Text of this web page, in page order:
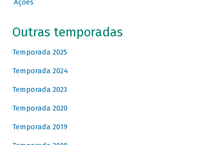
Ações
Outras temporadas
Temporada 2025
Temporada 2024
Temporada 2023
Temporada 2020
Temporada 2019